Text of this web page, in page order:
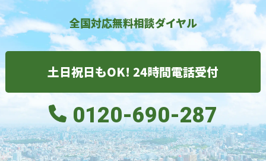
全国対応無料相談ダイヤル
土日祝日もOK! 24時間電話受付
0120-690-287